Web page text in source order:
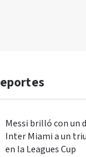
Messi brilló con un
Inter Miami a un
en la Leagues Cup